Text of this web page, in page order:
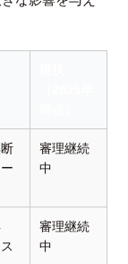
審理継続
中
審理継続
中